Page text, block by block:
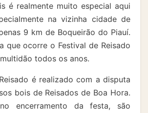
é realmente muito especial aqui
na vizinha cidade de
9 km de Boqueirão do Piauí.
que ocorre o Festival de Reisado
todos os anos.
é realizado com a disputa
bois de Reisados de Boa Hora.
encerramento da festa, são